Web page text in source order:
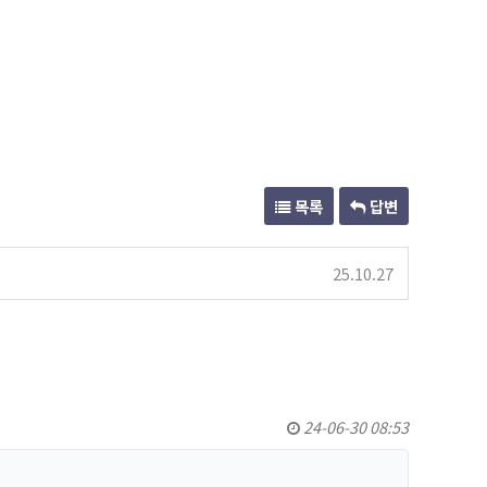
목록 답변
25.10.27
24-06-30 08:53